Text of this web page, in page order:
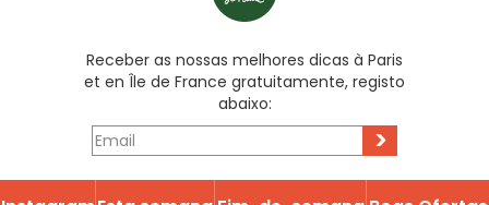
Receber as nossas melhores dicas à Paris
et en Île de France gratuitamente, registo
abaixo:
>